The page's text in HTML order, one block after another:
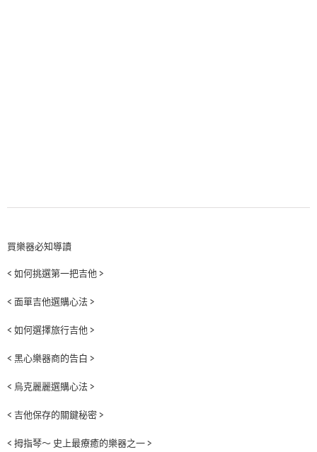
買樂器必知導讀
< 如何挑選第一把吉他 >
< 面單吉他選購心法 >
< 如何選擇旅行吉他 >
< 黑心樂器商的告白 >
< 烏克麗麗選購心法 >
< 吉他保存的關鍵秘密 >
< 拇指琴～ 史上最療癒的樂器之一 >